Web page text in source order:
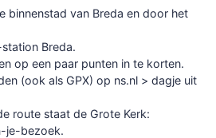
binnenstad van Breda en door het
Breda.
op een paar punten in te korten.
(ook als GPX) op ns.nl > dagje uit
route staat de Grote Kerk:
je-bezoek.